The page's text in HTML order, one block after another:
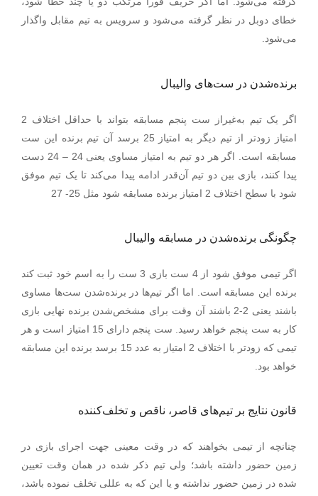
خطای دوبل در نظر گرفته می‌شود و سرویس به تیم مقابل واگذار
می‌شود.
برنده‌شدن در ست‌های والیبال
اگر یک تیم به‌غیراز ست پنجم مسابقه بتواند با حداقل اختلاف 2
امتیاز زودتر از تیم دیگر به امتیاز 25 برسد آن تیم برنده این ست
مسابقه است. اگر هر دو تیم به امتیاز مساوی یعنی 24
–
24 دست
پیدا کنند، بازی بین دو تیم آن‌قدر ادامه پیدا می‌کند تا یک تیم موفق
شود با سطح اختلاف 2 امتیاز برنده مسابقه شود مثل 25- 27
چگونگی برنده‌شدن در مسابقه والیبال
اگر تیمی موفق شود از 4 ست بازی 3 ست را به اسم خود ثبت کند
برنده این مسابقه است. اما اگر تیم‌ها در برنده‌شدن ست‌ها مساوی
باشند یعنی 2-2 باشند آن وقت برای مشخص‌شدن برنده نهایی بازی
کار به ست پنجم خواهد رسید. ست پنجم دارای 15 امتیاز است و هر
تیمی که زودتر با اختلاف 2 امتیاز به عدد 15 برسد برنده این مسابقه
خواهد بود.
قانون نتایج بر تیم‌های قاصر، ناقص و تخلف‌کننده
چنانچه از تیمی بخواهند که در وقت معینی جهت اجرای بازی در
زمین حضور داشته باشد؛ ولی تیم ذکر شده در همان وقت تعیین
شده در زمین حضور نداشته و یا این که به عللی تخلف نموده باشد،